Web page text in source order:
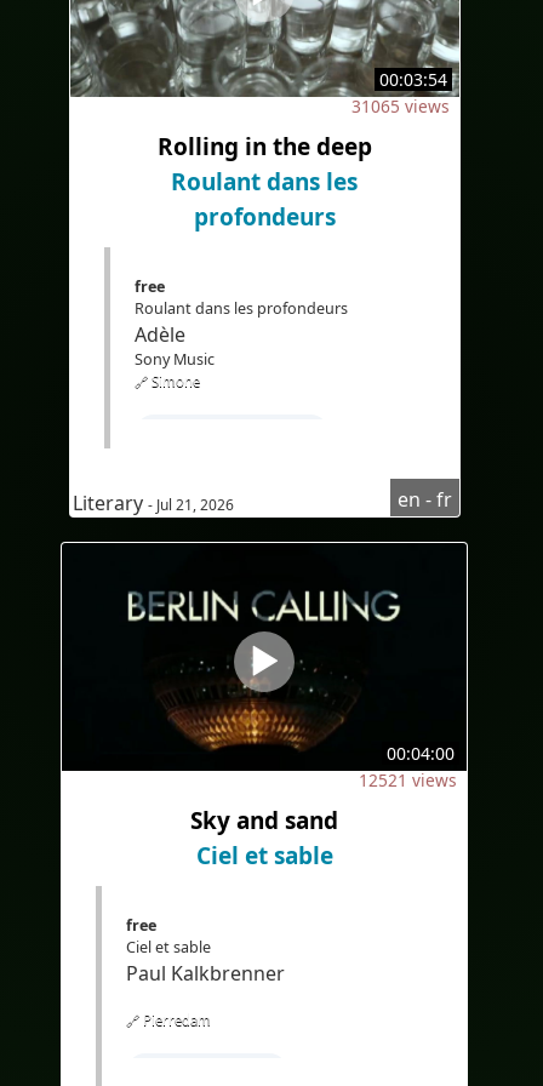
#Bilingual
#bilingualcaptions
#Translation
#AI
#Bilingue
#sous-titresbilingues
#Traduction
#IA
#eLearning
00:03:54
31065 views
Rolling in the deep
Roulant dans les
profondeurs
free
Roulant dans les profondeurs
Adèle
Sony Music
🔗 Simone
#coursd'anglaispourfrancophone
#compréhensionoraled'anglais
#Audioenanglais
#subtitlesinFrench
#sous-titresenfrançais
#Bilingual
#bilingualcaptions
#Translation
#AI
#Bilingue
#Traduction
#IA
#EdTech
Literary - Jul 21, 2026 en - fr
00:04:00
12521 views
Sky and sand
Ciel et sable
free
Ciel et sable
Paul Kalkbrenner
🔗 Pierredam